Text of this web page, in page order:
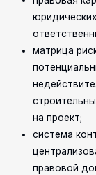
матрица
на проект;
система
правовой